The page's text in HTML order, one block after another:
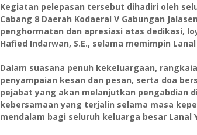
Kegiatan pelepasan tersebut dihadiri oleh
Cabang 8 Daerah Kodaeral V Gabungan
penghormatan dan apresiasi atas dedikasi,
Hafied Indarwan, S.E., selama memimpin
Dalam suasana penuh kekeluargaan,
penyampaian kesan dan pesan, serta doa
pejabat yang akan melanjutkan pengabdian
kebersamaan yang terjalin selama masa
mendalam bagi seluruh keluarga besar Lanal